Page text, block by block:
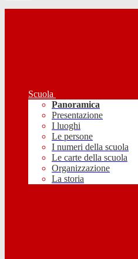
Scuola
Panoramica
Presentazione
I luoghi
Le persone
I numeri della scuola
Le carte della scuola
Organizzazione
La storia